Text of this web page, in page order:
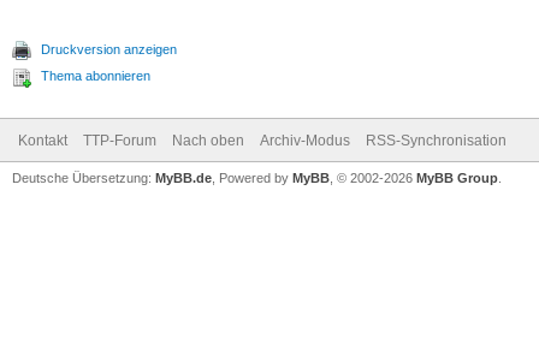
Druckversion anzeigen
Thema abonnieren
Kontakt TTP-Forum Nach oben Archiv-Modus RSS-Synchronisation
Deutsche Übersetzung: MyBB.de , Powered by MyBB , © 2002-2026 MyBB Group